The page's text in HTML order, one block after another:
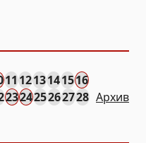
111213141516
232425262728 Архив